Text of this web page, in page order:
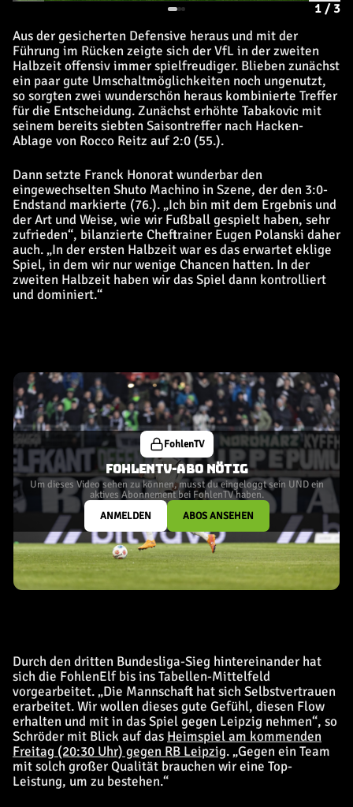
1 / 3
Aus der gesicherten Defensive heraus und mit der
Führung im Rücken zeigte sich der VfL in der zweiten
Halbzeit offensiv immer spielfreudiger. Blieben zunächst
ein paar gute Umschaltmöglichkeiten noch ungenutzt,
so sorgten zwei wunderschön heraus kombinierte Treffer
für die Entscheidung. Zunächst erhöhte Tabakovic mit
seinem bereits siebten Saisontreffer nach Hacken-
Ablage von Rocco Reitz auf 2:0 (55.).
Dann setzte Franck Honorat wunderbar den
eingewechselten Shuto Machino in Szene, der den 3:0-
Endstand markierte (76.). „Ich bin mit dem Ergebnis und
der Art und Weise, wie wir Fußball gespielt haben, sehr
zufrieden“, bilanzierte Cheftrainer Eugen Polanski daher
auch. „In der ersten Halbzeit war es das erwartet eklige
Spiel, in dem wir nur wenige Chancen hatten. In der
zweiten Halbzeit haben wir das Spiel dann kontrolliert
und dominiert.“
FohlenTV
FOHLENTV-ABO NÖTIG
Um dieses Video sehen zu können, musst du eingeloggt sein UND ein
aktives Abonnement bei FohlenTV haben.
ANMELDEN
ABOS ANSEHEN
Durch den dritten Bundesliga-Sieg hintereinander hat
sich die FohlenElf bis ins Tabellen-Mittelfeld
vorgearbeitet. „Die Mannschaft hat sich Selbstvertrauen
erarbeitet. Wir wollen dieses gute Gefühl, diesen Flow
erhalten und mit in das Spiel gegen Leipzig nehmen“, so
Schröder mit Blick auf das Heimspiel am kommenden
Freitag (20:30 Uhr) gegen RB Leipzig. „Gegen ein Team
mit solch großer Qualität brauchen wir eine Top-
Leistung, um zu bestehen.“